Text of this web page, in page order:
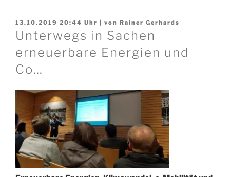
13.10.2019 20:44 Uhr | von Rainer Gerhards
Unterwegs in Sachen
erneuerbare Energien und
Co…